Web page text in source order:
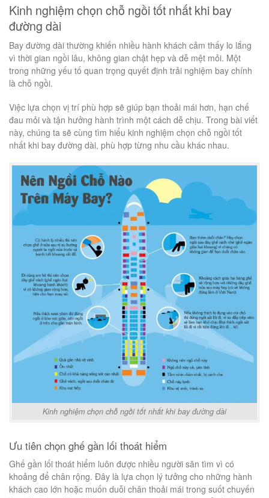
Kinh nghiệm chọn chỗ ngồi tốt nhất khi bay
đường dài
Bay đường dài thường khiến nhiều hành khách cảm thấy lo lắng
vì thời gian ngồi lâu, không gian chật hẹp và dễ mệt mỏi. Một
trong những yếu tố quan trọng quyết định trải nghiệm bay chính
là chỗ ngồi.
Việc lựa chọn vị trí phù hợp sẽ giúp bạn thoải mái hơn, hạn chế
đau mỏi và tận hưởng hành trình một cách dễ chịu. Trong bài viết
này, chúng ta sẽ cùng tìm hiểu kinh nghiệm chọn chỗ ngồi tốt
nhất khi bay đường dài, phù hợp từng nhu cầu khác nhau.
Kinh nghiệm chọn chỗ ngồi tốt nhất khi bay đường dài
Ưu tiên chọn ghế gần lối thoát hiểm
Ghế gần lối thoát hiểm luôn được nhiều người săn tìm vì có
khoảng để chân rộng. Đây là lựa chọn lý tưởng cho những hành
khách cao lớn hoặc muốn duỗi chân thoải mái trong suốt chuyến